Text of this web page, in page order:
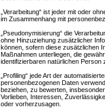
„Verarbeitung“ ist jeder mit oder
im Zusammenhang mit
„Pseudonymisierung“ die
ohne Hinzuziehung zusätzlicher
können, sofern diese zusätzlichen
Maßnahmen unterliegen, die
identifizierbaren natürlichen Person
„Profiling“ jede Art der
personenbezogenen Daten
beziehen, zu bewerten,
Vorlieben, Interessen,
oder vorherzusagen.